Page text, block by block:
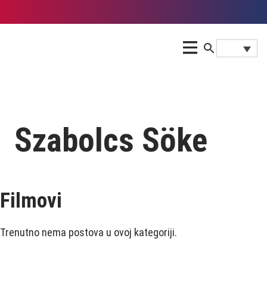
Szabolcs Söke
Filmovi
Trenutno nema postova u ovoj kategoriji.